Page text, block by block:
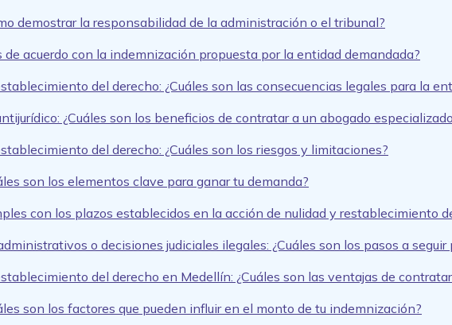
demostrar la responsabilidad de la administración o el tribunal?
de acuerdo con la indemnización propuesta por la entidad demandada?
del derecho: ¿Cuáles son las consecuencias legales para la
¿Cuáles son los beneficios de contratar a un abogado
del derecho: ¿Cuáles son los riesgos y limitaciones?
son los elementos clave para ganar tu demanda?
con los plazos establecidos en la acción de nulidad y restablecimiento
o decisiones judiciales ilegales: ¿Cuáles son los pasos a
del derecho en Medellín: ¿Cuáles son las ventajas de
son los factores que pueden influir en el monto de tu indemnización?